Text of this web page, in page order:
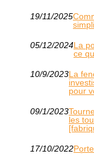
19/11/2025
05/12/2024La
ce
10/9/2023La
pour
09/1/2023
les
17/10/2022